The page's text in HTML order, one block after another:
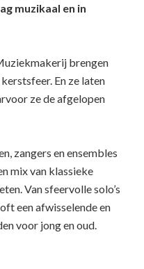
muzikaal en in
brengen
En ze laten
ze de afgelopen
zangers en ensembles
mix van klassieke
Van sfeervolle solo’s
een afwisselende en
voor jong en oud.